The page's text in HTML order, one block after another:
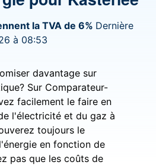
la TVA de 6% Dernière
à 08:53
davantage sur
Sur Comparateur-
facilement le faire en
l'électricité et du gaz à
toujours le
en fonction de
pas que les coûts de